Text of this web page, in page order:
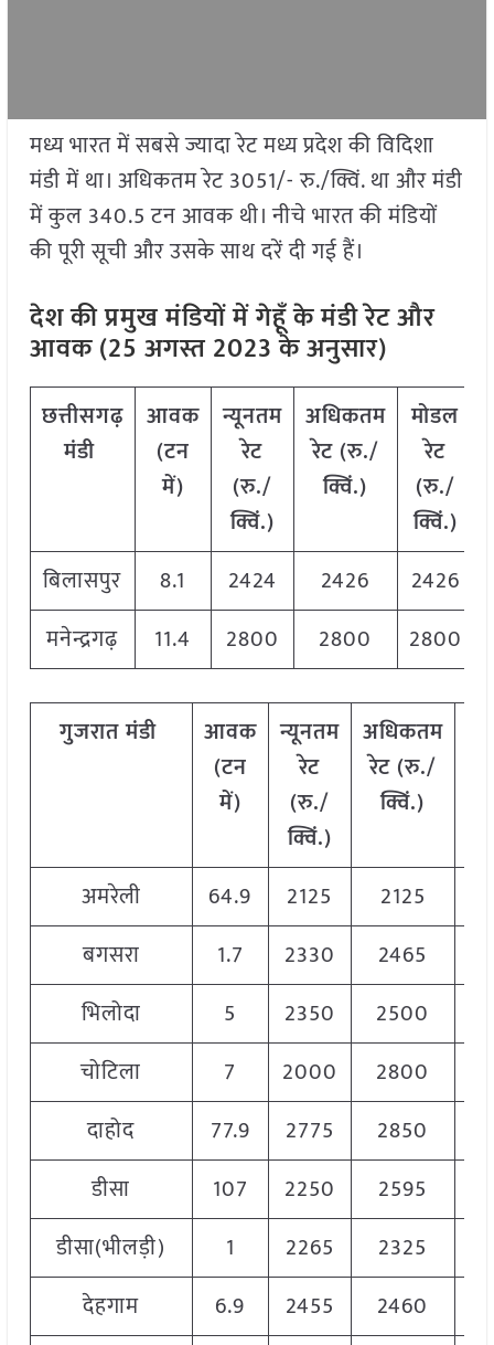
मध्य भारत में सबसे ज्यादा रेट मध्य प्रदेश की विदिशा
मंडी में था। अधिकतम रेट 3051/- रु./क्विं. था और मंडी
में कुल 340.5 टन आवक थी। नीचे भारत की मंडियों
की पूरी सूची और उसके साथ दरें दी गई हैं।
देश की प्रमुख मंडियों में गेहूँ के मंडी रेट और
आवक (25 अगस्त 2023 के अनुसार)
छत्तीसगढ़
मंडी
आवक
(टन
में)
न्यूनतम
रेट
(रु./
क्विं.)
अधिकतम
रेट (रु./
क्विं.)
मोडल
रेट
(रु./
क्विं.)
बिलासपुर
8.1 2424 2426
2426
मनेन्द्रगढ़
11.4 2800 2800 2800
गुजरातमंडी
आवक
(टन
में)
न्यूनतम
रेट
(रु./
क्विं.)
अधिकतम
रेट (रु./
क्विं.)
अमरेली
64.9 2125 2125
बगसरा
1.7 2330 2465
भिलोदा
5 2350 2500
चोटिला
7 2000 2800
दाहोद
77.9 2775 2850
डीसा
107 2250 2595
डीसा(भीलड़ी)
1 2265 2325
देहगाम
6.9 2455 2460